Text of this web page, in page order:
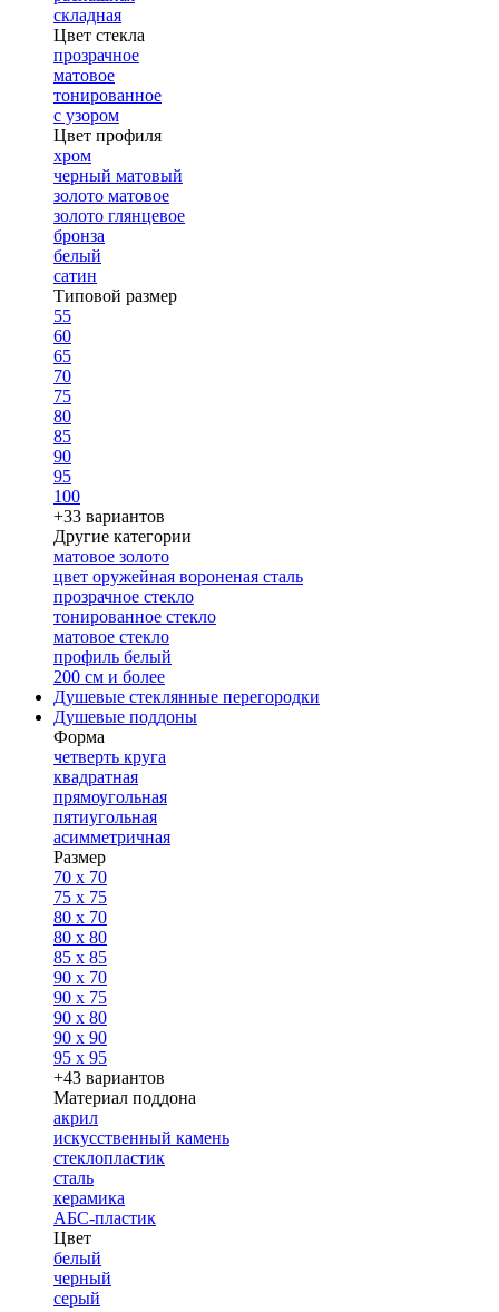
складная
Цвет стекла
прозрачное
матовое
тонированное
с узором
Цвет профиля
хром
черный матовый
золото матовое
золото глянцевое
бронза
белый
сатин
Типовой размер
55
60
65
70
75
80
85
90
95
100
+33 вариантов
Другие категории
матовое золото
цвет оружейная вороненая сталь
прозрачное стекло
тонированное стекло
матовое стекло
профиль белый
200 см и более
Душевые стеклянные перегородки
Душевые поддоны
Форма
четверть круга
квадратная
прямоугольная
пятиугольная
асимметричная
Размер
70 x 70
75 x 75
80 x 70
80 x 80
85 x 85
90 x 70
90 x 75
90 x 80
90 x 90
95 x 95
+43 вариантов
Материал поддона
акрил
искусственный камень
стеклопластик
сталь
керамика
АБС-пластик
Цвет
белый
черный
серый